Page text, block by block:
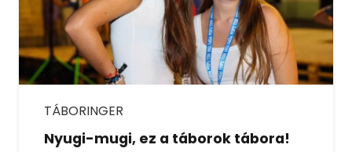
TÁBORINGER
Nyugi-mugi, ez a táborok tábora!